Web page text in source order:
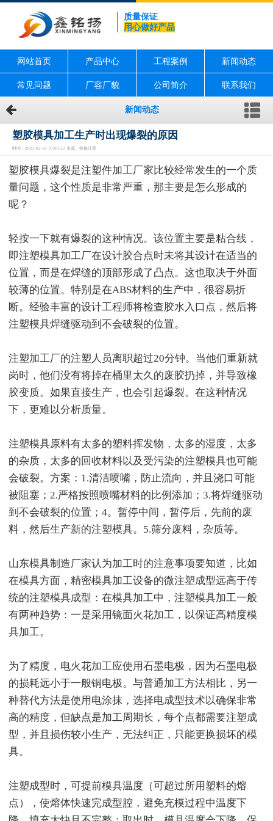
质量保证
用心做好产品
网站首页 产品中心 工程案例 新闻动态
常见问题 厂容厂貌 公司简介 联系我们
新闻动态
塑胶模具加工生产时出现爆裂的原因
时间：2025-02-18 10:00:32 来源：铭扬注塑
塑胶模具爆裂是注塑件加工厂家比较经常发生的一个质
量问题，这个性质是非常严重，那主要是怎么形成的
呢？
轻按一下就有爆裂的这种情况。该位置主要是粘合线，
即注塑模具加工厂在设计胶合点时未将其设计在适当的
位置，而是在焊缝的顶部形成了凸点。这也取决于外面
较薄的位置。特别是在ABS材料的生产中，很容易折
断。经验丰富的设计工程师将检查胶水入口点，然后将
注塑模具焊缝驱动到不会破裂的位置。
注塑加工厂的注塑人员离职超过20分钟。当他们重新就
岗时，他们没有将掉在桶里太久的废胶扔掉，并导致橡
胶变质。如果直接生产，也会引起爆裂。在这种情况
下，更难以分析质量。
注塑模具原料有太多的塑料挥发物，太多的湿度，太多
的杂质，太多的回收材料以及受污染的注塑模具也可能
会破裂。方案：1.清洁喷嘴，防止流向，并且浇口可能
被阻塞；2.严格按照喷嘴材料的比例添加；3.将焊缝驱动
到不会破裂的位置；4。暂停中间，暂停后，先前的废
料，然后生产新的注塑模具。5.筛分废料，杂质等。
山东模具制造厂家认为加工时的注意事项要知道，比如
在模具方面，精密模具加工设备的微注塑成型远高于传
统的注塑模具成型：在模具加工中，注塑模具加工一般
有两种趋势：一是采用镜面火花加工，以保证高精度模
具加工。
为了精度，电火花加工应使用石墨电极，因为石墨电极
的损耗远小于一般铜电极。与普通加工方法相比，另一
种替代方法是使用电涂抹，选择电成型技术以确保非常
高的精度，但缺点是加工周期长，每个点都需要注塑成
型，并且损伤较小生产，无法纠正，只能更换损坏的模
具。
注塑成型时，可提前模具温度（可超过所用塑料的熔
点），使熔体快速完成型腔，避免充模过程中温度下